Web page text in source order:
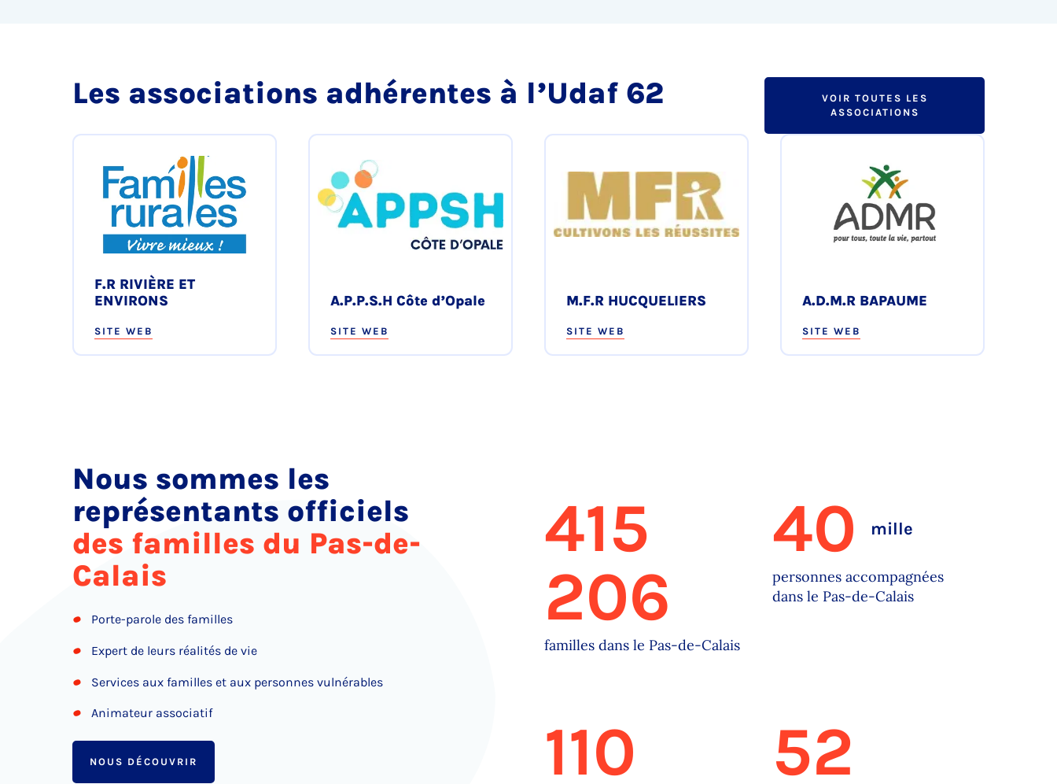
Les associations adhérentes à l’Udaf 62
VOIR TOUTES LES
ASSOCIATIONS
F.R RIVIÈRE ET
ENVIRONS
SITE WEB
A.P.P.S.H Côte d’Opale
SITE WEB
M.F.R HUCQUELIERS
SITE WEB
A.D.M.R BAPAUME
SITE WEB
Nous sommes les
représentants officiels
des familles du Pas-de-
Calais
Porte-parole des familles
Expert de leurs réalités de vie
Services aux familles et aux personnes vulnérables
Animateur associatif
NOUS DÉCOUVRIR
415
206
familles dans le Pas-de-Calais
40 mille
personnes accompagnées
dans le Pas-de-Calais
110 52